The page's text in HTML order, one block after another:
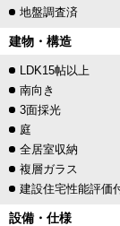
地盤調査済
建物・構造
LDK15帖以上
南向き
3面採光
庭
全居室収納
複層ガラス
建設住宅性能評価
設備・仕様